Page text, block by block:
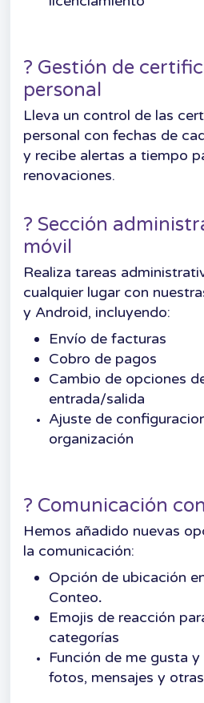
? Gestión de
personal
Lleva un control de las
personal con fechas de
y recibe alertas a tiempo
renovaciones.
? Sección
móvil
Realiza tareas
cualquier lugar con
y Android, incluyendo:
Envío de facturas
Cobro de pagos
Cambio de opciones
entrada/salida
Ajuste de
organización
? Comunicación
Hemos añadido nuevas
la comunicación:
Opción de ubicación
Conteo.
Emojis de reacción
categorías
Función de me gusta
fotos, mensajes y